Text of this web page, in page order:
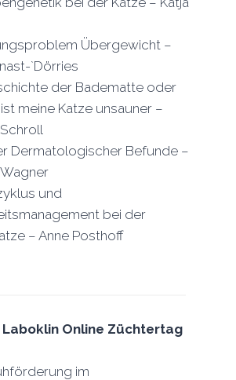
Übergewicht –
`Dörries
der Badematte oder
meine Katze unsauner –
Dermatologischer Befunde –
und
bei der
– Anne Posthoff
Laboklin Online Züchtertag
im